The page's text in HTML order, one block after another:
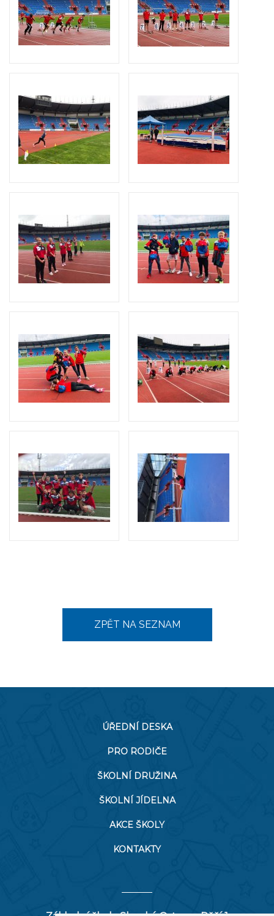
ZPĚT NA SEZNAM
ÚŘEDNÍ DESKA
PRO RODIČE
ŠKOLNÍ DRUŽINA
ŠKOLNÍ JÍDELNA
AKCE ŠKOLY
KONTAKTY